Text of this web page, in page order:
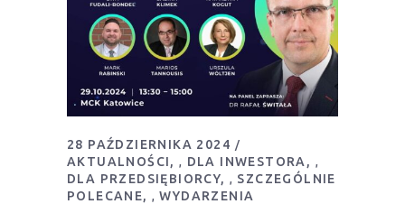
28 PAŹDZIERNIKA 2024
AKTUALNOŚCI
, DLA INWESTORA ,
DLA PRZEDSIĘBIORCY , SZCZEGÓLNIE
POLECANE
,WYDARZENIA